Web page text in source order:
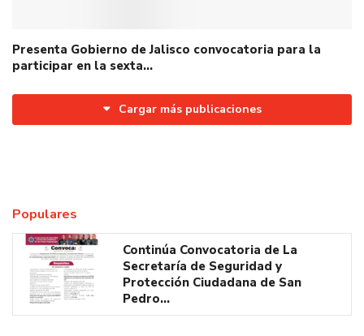
Presenta Gobierno de Jalisco convocatoria para la
participar en la sexta…
Cargar más publicaciones
Populares
Continúa Convocatoria de La
Secretaría de Seguridad y
Protección Ciudadana de San
Pedro…